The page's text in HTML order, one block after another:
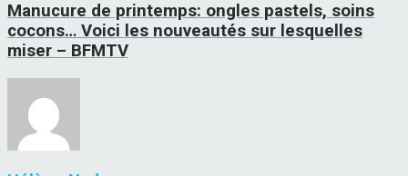
Manucure de printemps: ongles pastels, soins
cocons… Voici les nouveautés sur lesquelles
miser – BFMTV